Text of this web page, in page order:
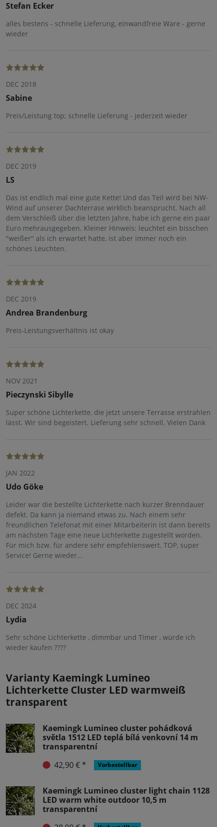
Stefan Ecker
alles bestens - schnelle Lieferung, einwandfreie Ware - gerne
wieder
DEC 2018
Sabine
Preis/Leistung top; schnelle Lieferung - jederzeit wieder
DEC 2019
LS
Das ist endlich mal eine gute Kette! Und das Teil wird bei NW-
Wind auf unserer Dachterrase wirklich beansprucht. Nach all
dem Verschleiß über die letzten Jahre, habe ich gerne ein paar
Euro mehrausgegeben. Kleiner Hinweis: leuchtet ein bisschen
"weißer" als ich erwartet hatte, ist aber immer noch ein
schönes Leuchten.
DEC 2019
Andrea Brandenburg
Preis-Leistungsverhältnis ist okay
NOV 2021
Pieczynski Sibylle
Super schöne Lichterkette, die jetzt unsere Terrasse erstrahlen
lässt. Wir sind begeistert. Lieferung sehr schnell. Vielen Dank
JAN 2022
Udo Göke
Leider war die bestellte Lichterkette nach kurzer Brenndauer
defekt. Da kann ja niemand etwas zu. Nach einem sehr
freundlichen Telefonat mit einer Mitarbeiterin ist dann bereits
am nächsten Tage eine neue Lichterkette zugestellt worden.
Für mich bzw. für andere sehr empfehlenswert. TOP, super
Service! Gerne wieder...
DEC 2024
Lydia
Sehr schöne Lichterkette , dimmbar und Timer , würde ich
wieder kaufen ????
Varianty Kaemingk Lumineo
Lichterkette Cluster LED warmweiß
transparent
Kaemingk Lumineo cluster pohádková
světla 1512 LED teplá bílá venkovní 14 m
transparentní
42,90 € *
Vorbestellbar
Kaemingk Lumineo cluster light chain 1128
LED warm white outdoor 10,5 m
transparentní